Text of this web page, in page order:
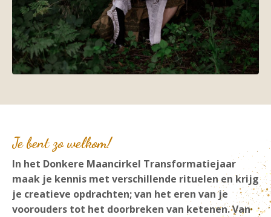
Je bent zo welkom!
In het Donkere Maancirkel Transformatiejaar
maak je kennis met verschillende rituelen en krijg
je creatieve opdrachten; van het eren van je
voorouders tot het doorbreken van ketenen. Van